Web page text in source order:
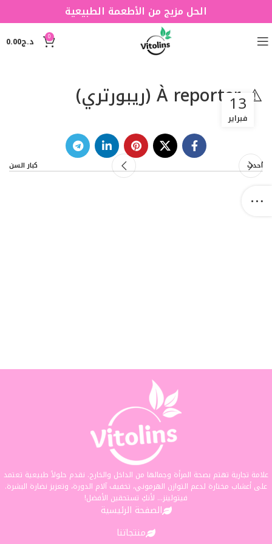
الحل مزيج من الأطعمة الطبيعية
0 د.ج0.00
⚠️ À reporter (ريبورتري)13
فبراير
أحدث كبار السن
علامة تجارية تهتم بصحة المرأة وجمالها من الداخل والخارج. نقدم حلولاً طبيعية تعتمد
على أعشاب مختارة لدعم التوازن الهرموني، تخفيف آلام الدورة، وتعزيز نضارة البشرة.
فيتولينز... لأنكِ تستحقين الأفضل!
الصفحة الرئيسية
منتجاتنا